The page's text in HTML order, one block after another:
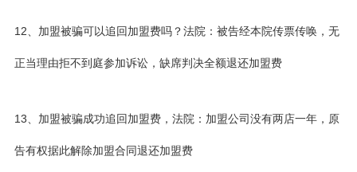
12、加盟被骗可以追回加盟费吗？法院：被告经本院传票传唤，无
正当理由拒不到庭参加诉讼，缺席判决全额退还加盟费
13、加盟被骗成功追回加盟费，法院：加盟公司没有两店一年，原
告有权据此解除加盟合同退还加盟费